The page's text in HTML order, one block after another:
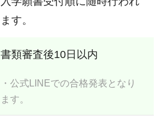
ます。
書類審査後10日以内
・公式LINEでの合格発表となり
ます。